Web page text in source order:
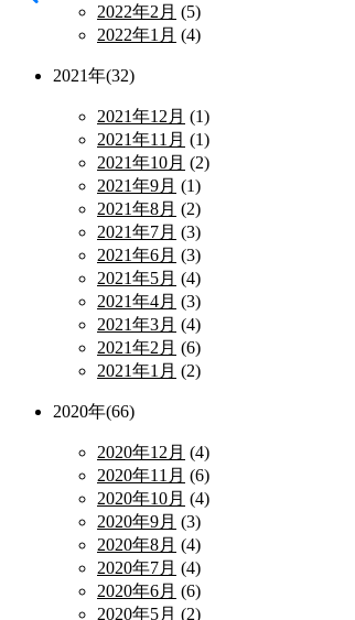
2022年2月 (5)
2022年1月 (4)
2021年(32)
2021年12月 (1)
2021年11月 (1)
2021年10月 (2)
2021年9月 (1)
2021年8月 (2)
2021年7月 (3)
2021年6月 (3)
2021年5月 (4)
2021年4月 (3)
2021年3月 (4)
2021年2月 (6)
2021年1月 (2)
2020年(66)
2020年12月 (4)
2020年11月 (6)
2020年10月 (4)
2020年9月 (3)
2020年8月 (4)
2020年7月 (4)
2020年6月 (6)
2020年5月 (2)